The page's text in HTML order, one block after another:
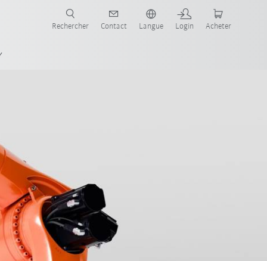
Rechercher Contact Langue Login Acheter